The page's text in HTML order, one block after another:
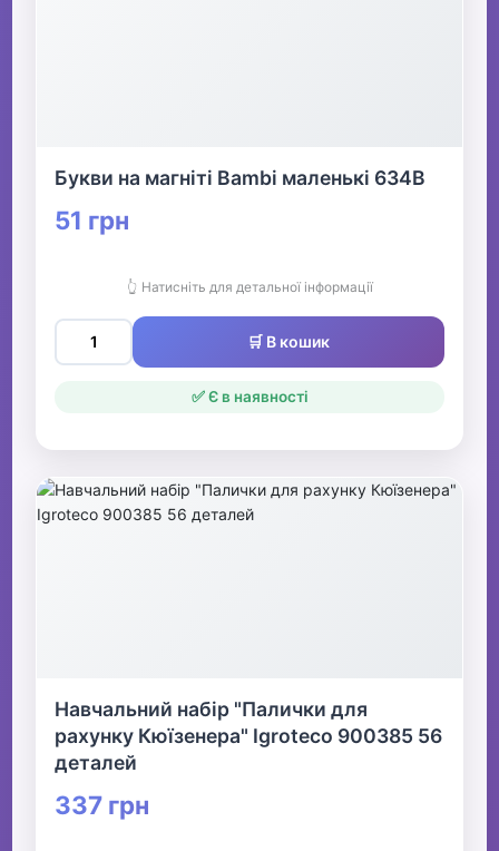
Букви на магніті Bambi маленькі 634B
51 грн
👆 Натисніть для детальної інформації
🛒 В кошик
✅ Є в наявності
Навчальний набір "Палички для
рахунку Кюїзенера" ​​Igroteco 900385 56
деталей
337 грн